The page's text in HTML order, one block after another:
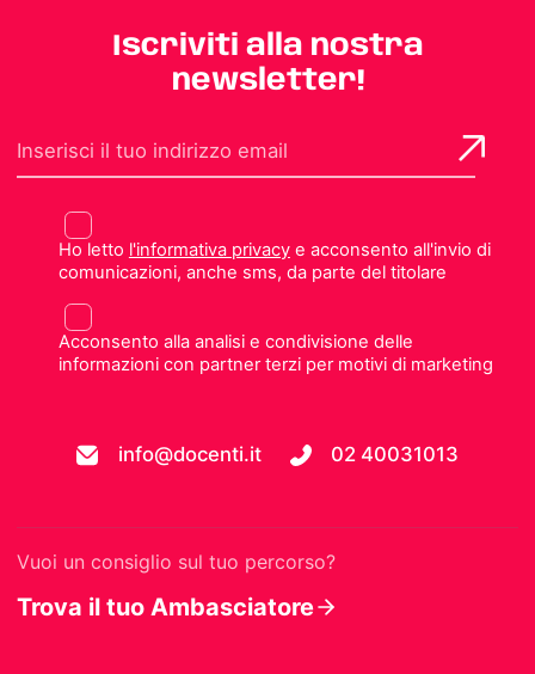
Iscriviti alla nostra
newsletter!
Ho letto l'informativa privacye acconsento all'invio di
comunicazioni, anche sms, da parte del titolare
Acconsento alla analisi e condivisione delle
informazioni con partner terzi per motivi di marketing
info@docenti.it 02 40031013
Vuoi un consiglio sul tuo percorso?
Trova il tuo Ambasciatore